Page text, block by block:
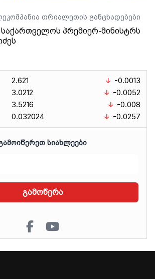
თრიალეთის განცხადებები
პრემიერ-მინისტრს
2.621
3.0212
3.5216
0.032024
-0.0013
-0.0052
-0.008
-0.0257
ᲡᲘᲐᲮᲚᲔᲔᲑᲘ
გამოწერა